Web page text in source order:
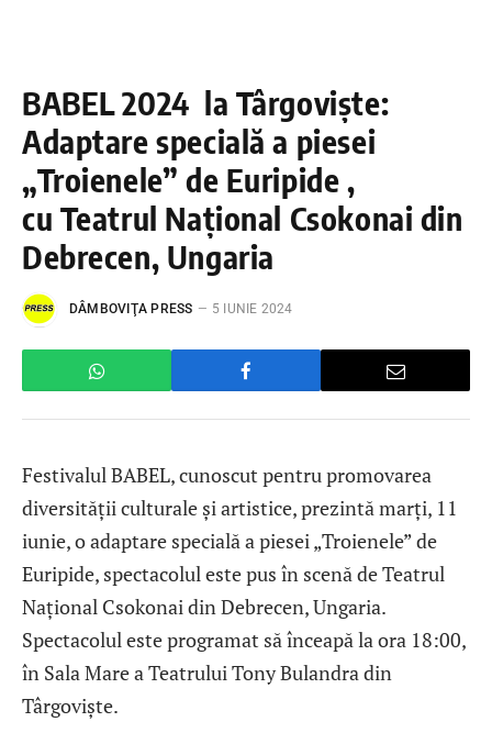
BABEL 2024 la Târgoviște:
Adaptare specială a piesei
„Troienele” de Euripide ,
cu Teatrul Național Csokonai din
Debrecen, Ungaria
DÂMBOVIŢA PRESS 5 IUNIE 2024
Festivalul BABEL, cunoscut pentru promovarea
diversității culturale și artistice, prezintă marți, 11
iunie, o adaptare specială a piesei „Troienele” de
Euripide, spectacolul este pus în scenă de Teatrul
Național Csokonai din Debrecen, Ungaria.
Spectacolul este programat să înceapă la ora 18:00,
în Sala Mare a Teatrului Tony Bulandra din
Târgoviște.